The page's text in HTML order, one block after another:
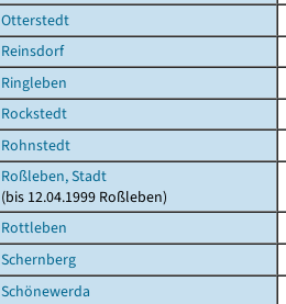
Otterstedt
Reinsdorf
Ringleben
Rockstedt
Rohnstedt
Roßleben, Stadt
(bis 12.04.1999 Roßleben)
Rottleben
Schernberg
Schönewerda